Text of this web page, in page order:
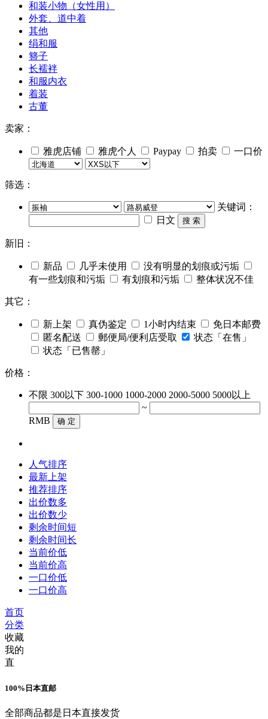
和装小物（女性用）
外套、道中着
其他
绢和服
簪子
长襦袢
和服内衣
着装
古董
卖家：
雅虎店铺 雅虎个人 Paypay 拍卖 一口价
筛选：
关键词：
日文
搜 索
新旧：
新品 几乎未使用
没有明显的划痕或污垢
有一些划痕和污垢
有划痕和污垢 整体状况不佳
其它：
新上架 真伪鉴定 1小时内结束
免日本邮费
匿名配送
郵便局/便利店受取
状态「在售」
状态「已售罄」
价格：
不限 300以下 300-1000 1000-2000 2000-5000 5000以上
~
RMB
确 定
人气排序
最新上架
推荐排序
出价数多
出价数少
剩余时间短
剩余时间长
当前价低
当前价高
一口价低
一口价高
首页
分类
收藏
我的
直
100%日本直邮
全部商品都是日本直接发货